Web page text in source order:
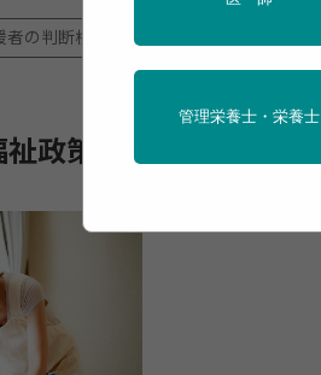
の判断根拠
政策は世界に誇れる？
管理栄養士・栄養士